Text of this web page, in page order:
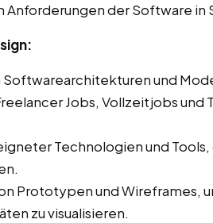
Anforderungen der Software in
Softwarearchitekturen und
Jobs, Vollzeitjobs und
Technologien und
Prototypen und Wireframes,
zu visualisieren.